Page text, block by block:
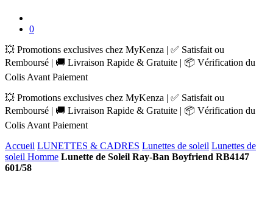
0
💥 Promotions exclusives chez MyKenza | ✅ Satisfait ou
Remboursé | 🚚 Livraison Rapide & Gratuite | 📦 Vérification du
Colis Avant Paiement
💥 Promotions exclusives chez MyKenza | ✅ Satisfait ou
Remboursé | 🚚 Livraison Rapide & Gratuite | 📦 Vérification du
Colis Avant Paiement
Accueil LUNETTES & CADRES Lunettes de soleil Lunettes de
soleil Homme Lunette de Soleil Ray-Ban Boyfriend RB4147
601/58